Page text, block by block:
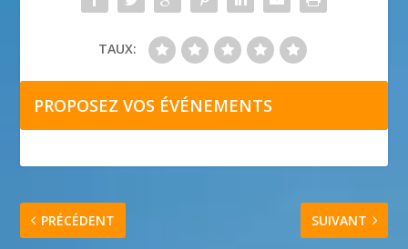
TAUX:
PROPOSEZ VOS ÉVÉNEMENTS
PRÉCÉDENT SUIVANT